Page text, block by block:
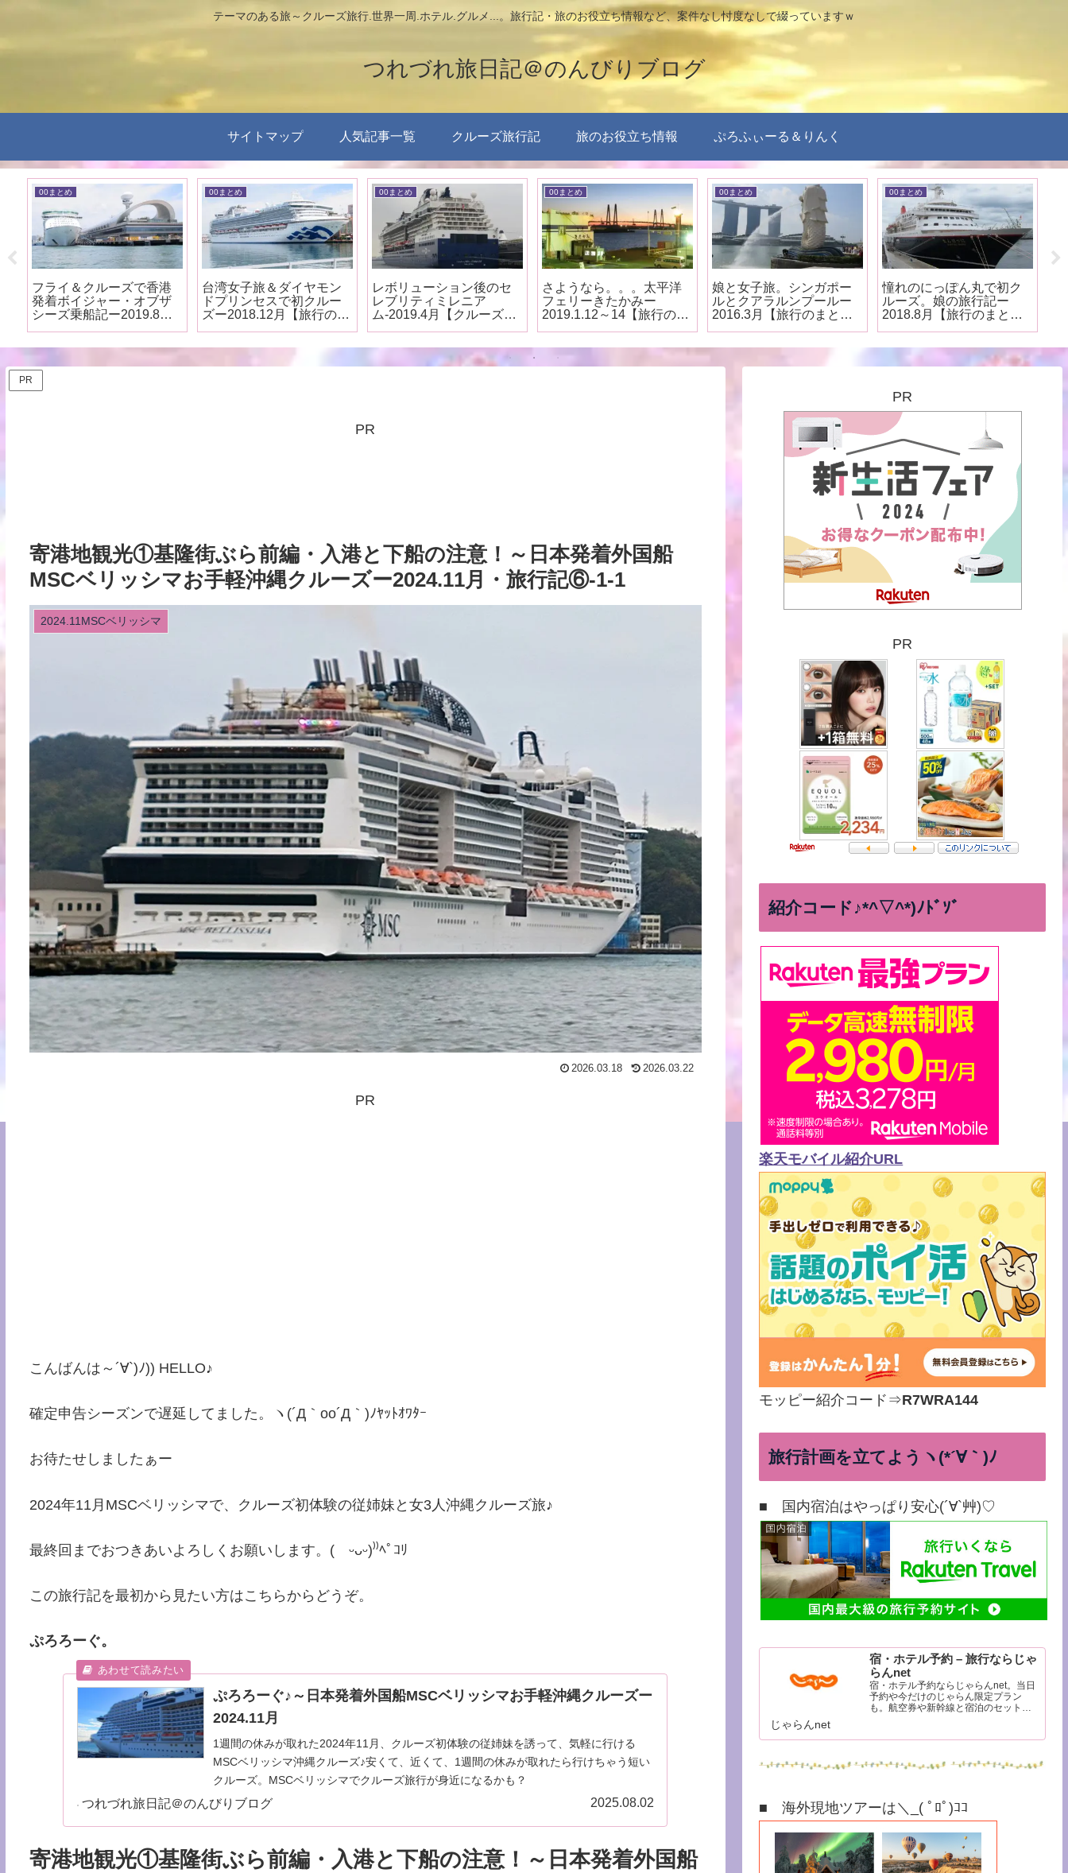
テーマのある旅～クルーズ旅行.世界一周.ホテル.グルメ...。旅行記・旅のお役立ち情報など、案件なし忖度なしで綴っていますｗ
つれづれ旅日記＠のんびりブログ
サイトマップ 人気記事一覧 クルーズ旅行記 旅のお役立ち情報 ぷろふぃーる＆りんく
00まとめ
台湾女子旅＆ダイヤモン
ドプリンセスで初クルー
ズー2018.12月【旅行のま
00まとめ
レボリューション後のセ
レブリティミレニア
ム-2019.4月【クルーズ船
00まとめ
さようなら。。。太平洋
フェリーきたかみー
2019.1.12～14【旅行のま
00まとめ
娘と女子旅。シンガポー
ルとクアラルンプールー
2016.3月【旅行のまと
00まとめ
憧れのにっぽん丸で初ク
ルーズ。娘の旅行記ー
2018.8月【旅行のまと
00まとめ
札幌ライラック祭りへ。
ひとり旅―2018.5月【旅
行のまとめ】
PR
PR
寄港地観光①基隆街ぶら前編・入港と下船の注意！～日本発着外国船
MSCベリッシマお手軽沖縄クルーズー2024.11月・旅行記⑥-1-1
2024.11MSCベリッシマ
2026.03.18 2026.03.22
PR
こんばんは～´∀`)ﾉ)) HELLO♪
確定申告シーズンで遅延してました。ヽ(´Д｀oo´Д｀)ﾉﾔｯﾄｵﾜﾀｰ
お待たせしましたぁー
2024年11月MSCベリッシマで、クルーズ初体験の従姉妹と女3人沖縄クルーズ旅♪
最終回までおつきあいよろしくお願いします。( ᵕᴗᵕ)⁾⁾ﾍﾟｺﾘ
この旅行記を最初から見たい方はこちらからどうぞ。
ぷろろーぐ。
ぷろろーぐ♪～日本発着外国船MSCベリッシマお手軽沖縄クルーズー
2024.11月
1週間の休みが取れた2024年11月、クルーズ初体験の従姉妹を誘って、気軽に行ける
MSCベリッシマ沖縄クルーズ♪安くて、近くて、1週間の休みが取れたら行けちゃう短い
クルーズ。MSCベリッシマでクルーズ旅行が身近になるかも？
つれづれ旅日記＠のんびりブログ 2025.08.02
寄港地観光①基隆街ぶら前編・入港と下船の注意！～日本発着外国船
PR
PR
紹介コード♪*^▽^*)ﾉﾄﾞｿﾞ
楽天モバイル紹介URL
モッピー紹介コード⇒R7WRA144
旅行計画を立てようヽ(*´∀｀)ﾉ
■ 国内宿泊はやっぱり安心(´∀`艸)♡
宿・ホテル予約 – 旅行ならじゃ
らんnet
宿・ホテル予約ならじゃらんnet。当日
予約や今だけのじゃらん限定プラン
も。航空券や新幹線と宿泊のセットで
せて簡単検索。豊富な観光情報と口コ
じゃらんnet
■ 海外現地ツアーは＼_( ﾟﾛﾟ)ｺｺ